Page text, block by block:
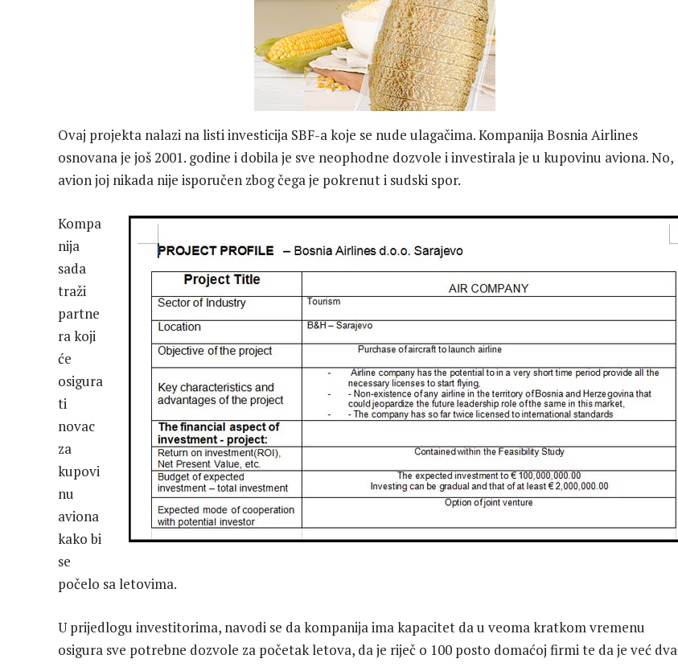
Ovaj projekta nalazi na listi investicija SBF-a koje se nude ulagačima. Kompanija Bosnia Airlines
osnovana je još 2001. godine i dobila je sve neophodne dozvole i investirala je u kupovinu aviona. No,
avion joj nikada nije isporučen zbog čega je pokrenut i sudski spor.
Kompa
nija
sada
traži
partne
ra koji
će
osigura
ti
novac
za
kupovi
nu
aviona
kako bi
se
počelo sa letovima.
U prijedlogu investitorima, navodi se da kompanija ima kapacitet da u veoma kratkom vremenu
osigura sve potrebne dozvole za početak letova, da je riječ o 100 posto domaćoj firmi te da je već dva